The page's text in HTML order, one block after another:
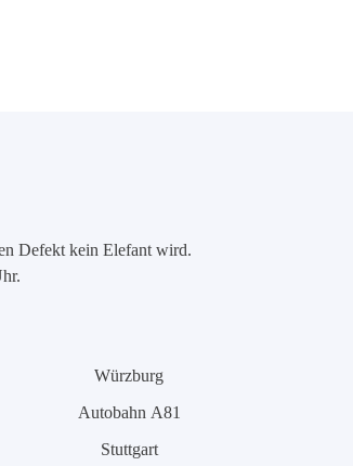
Defekt kein Elefant wird.
Würzburg
Autobahn A81
Stuttgart